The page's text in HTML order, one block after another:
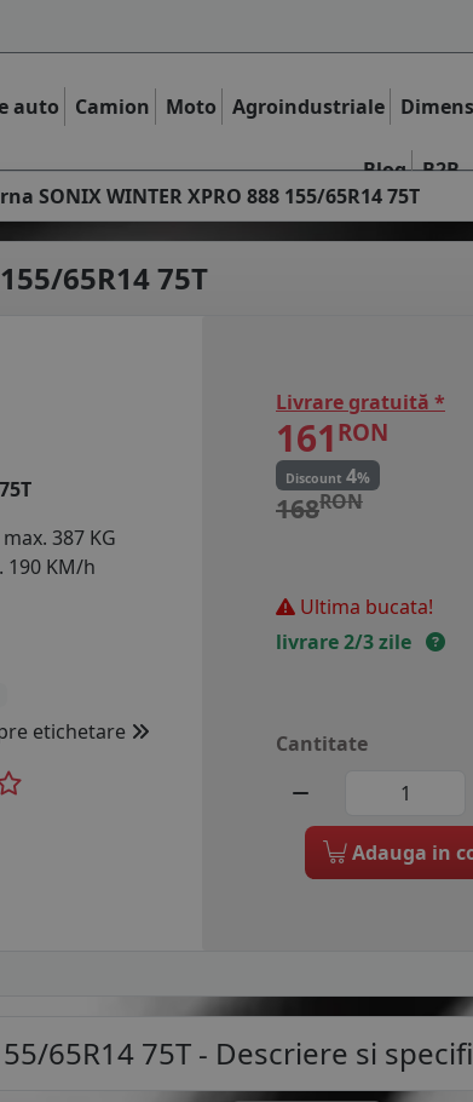
auto Camion Moto Agroindustriale
Blog B2B
SONIX WINTER XPRO 888 155/65R14 75T
65R14 75T
max. 387 KG
190 KM/h
etichetare
Livrare gratuită *
161 RON
Discount 4%
168RON
Ultima bucata!
livrare 2/3 zile
Cantitate
Adauga in
65R14 75T - Descriere si